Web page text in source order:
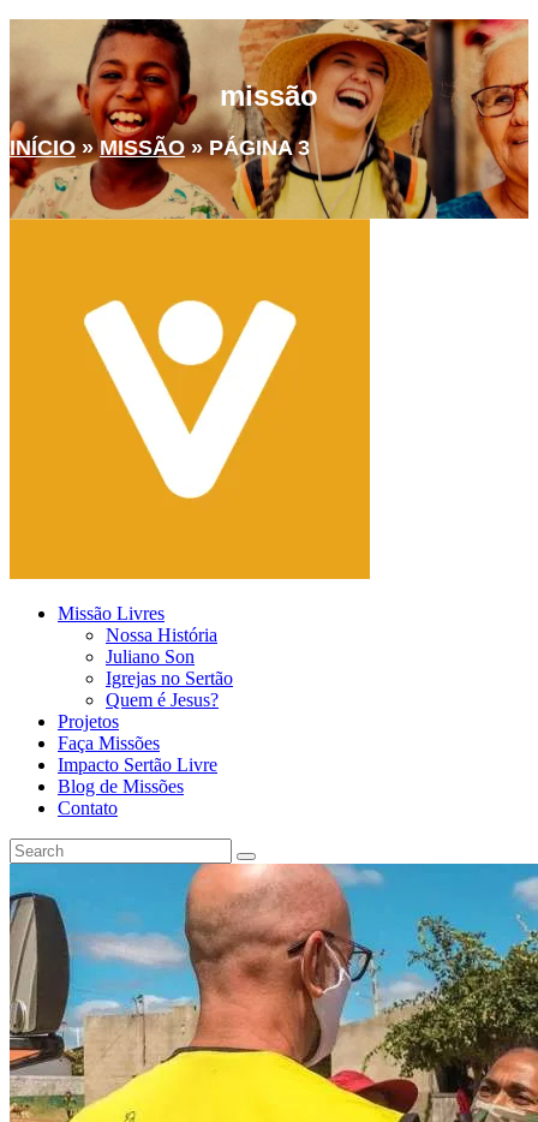
missão
INÍCIO»MISSÃO»PÁGINA 3
Missão Livres
Nossa História
Juliano Son
Igrejas no Sertão
Quem é Jesus?
Projetos
Faça Missões
Impacto Sertão Livre
Blog de Missões
Contato